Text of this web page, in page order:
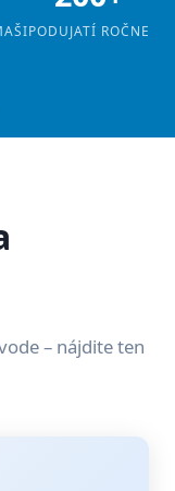
PODUJATÍ ROČNE
– nájdite ten